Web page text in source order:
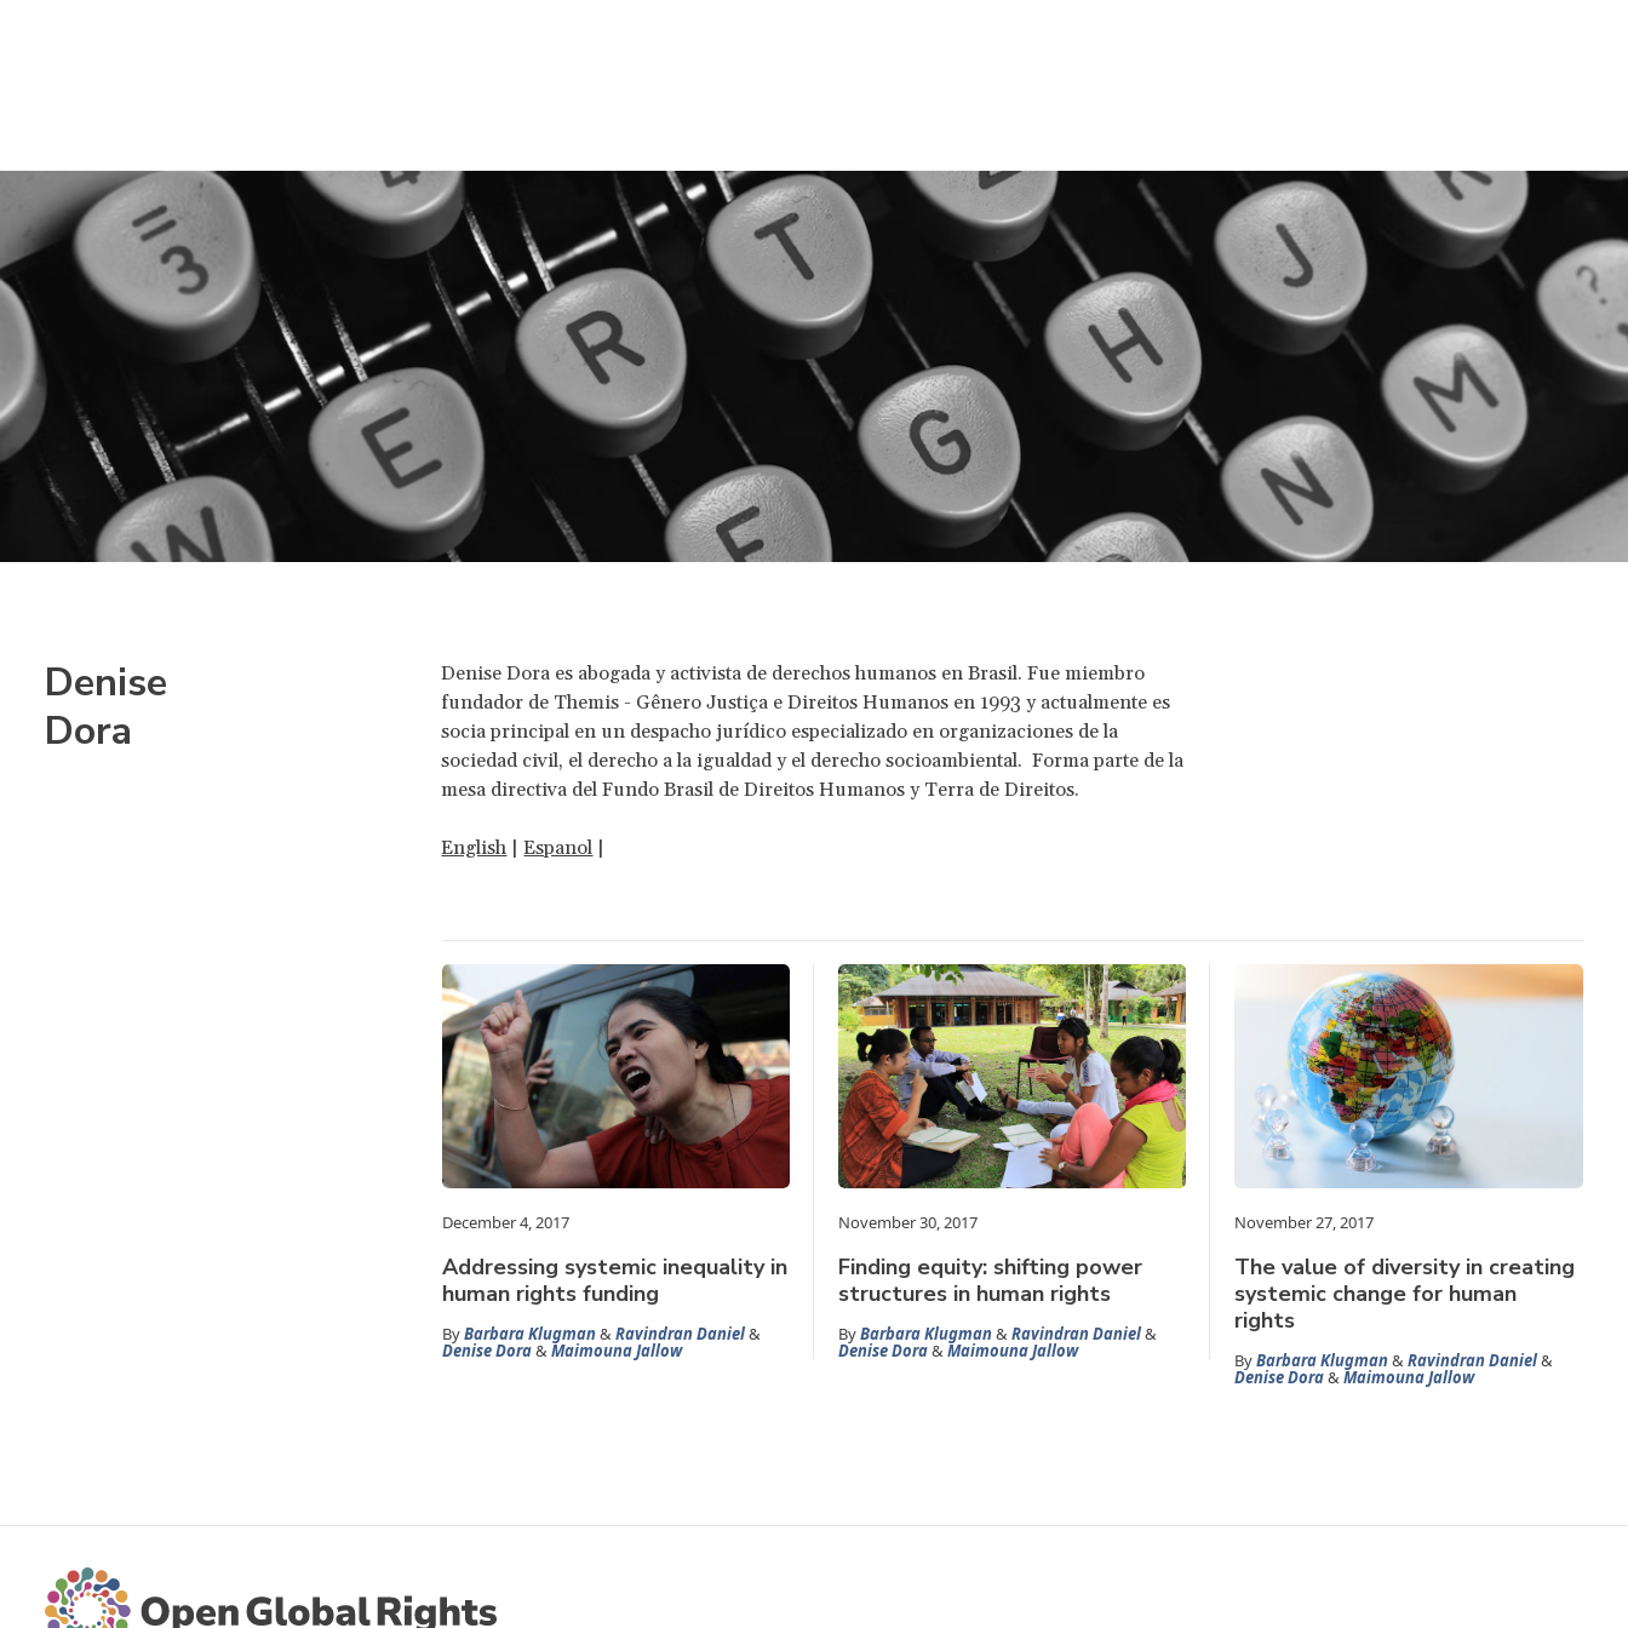
Denise
Dora
Denise Dora es abogada y activista de derechos humanos en Brasil. Fue miembro
fundador de Themis - Gênero Justiça e Direitos Humanos en 1993 y actualmente es
socia principal en un despacho jurídico especializado en organizaciones de la
sociedad civil, el derecho a la igualdad y el derecho socioambiental. Forma parte de la
mesa directiva del Fundo Brasil de Direitos Humanos y Terra de Direitos.
English |Espanol |
December 4, 2017
Addressing systemic inequality in
human rights funding
ByBarbara Klugman&Ravindran Daniel&
Denise Dora&Maimouna Jallow
November 30, 2017
Finding equity: shifting power
structures in human rights
ByBarbara Klugman&Ravindran Daniel&
Denise Dora&Maimouna Jallow
November 27, 2017
The value of diversity in creating
systemic change for human
rights
ByBarbara Klugman&Ravindran Daniel&
Denise Dora&Maimouna Jallow